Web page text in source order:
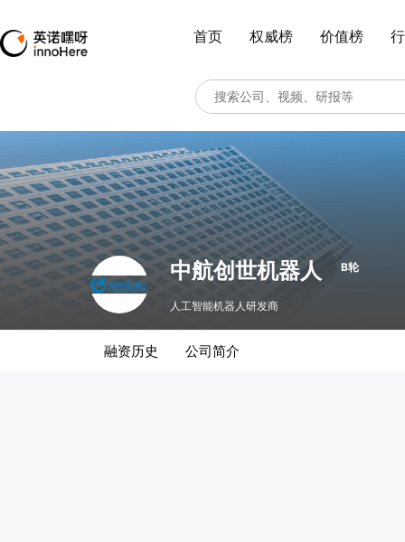
首页 权威榜 价值榜
中航创世机器人 B轮
人工智能机器人研发商
融资历史 公司简介